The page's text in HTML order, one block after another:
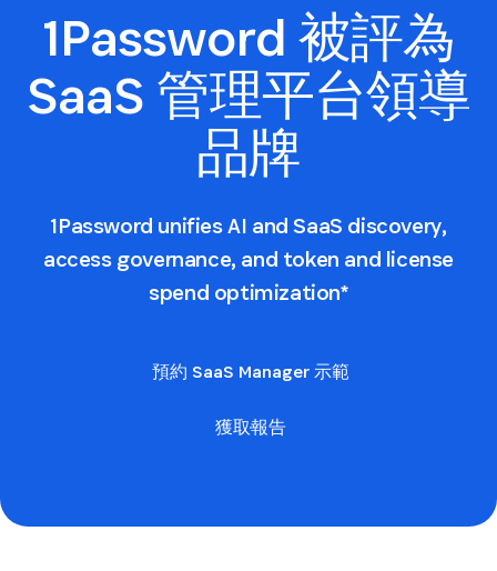
1Password 被評為
SaaS 管理平台領導
品牌
1Password unifies AI and SaaS discovery,
access governance, and token and license
spend optimization*
預約 SaaS Manager 示範
獲取報告